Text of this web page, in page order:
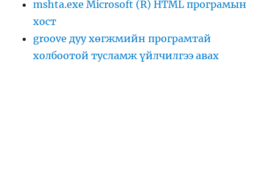
mshta.exe Microsoft (R) HTML програмын
хост
groove дуу хөгжмийн програмтай
холбоотой тусламж үйлчилгээ авах